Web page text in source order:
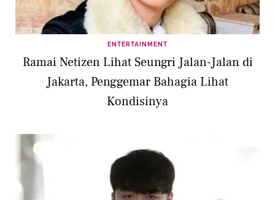
ENTERTAINMENT
Ramai Netizen Lihat Seungri Jalan-Jalan di
Jakarta, Penggemar Bahagia Lihat
Kondisinya